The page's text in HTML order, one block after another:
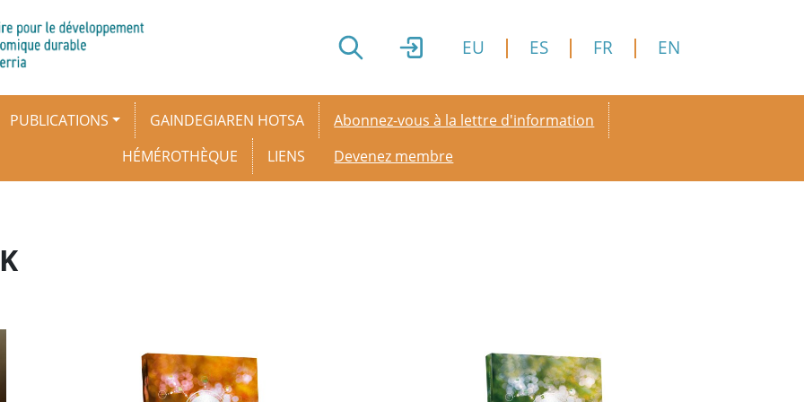
EU ES FR EN
PUBLICATIONS
GAINDEGIAREN HOTSA
HÉMÉROTHÈQUE
LIENS
Secondary menu
Abonnez-vous à la lettre d'information
Devenez membre